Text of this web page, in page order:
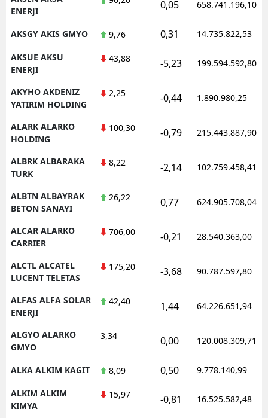
ENERJI
0,05 658.741.196,10
AKSGY AKIS GMYO 9,76 0,31 14.735.822,53
AKSUE AKSU
ENERJI
43,88 -5,23 199.594.592,80
AKYHO AKDENIZ
YATIRIM HOLDING
2,25 -0,44 1.890.980,25
ALARK ALARKO
HOLDING
100,30 -0,79 215.443.887,90
ALBRK ALBARAKA
TURK
8,22 -2,14 102.759.458,41
ALBTN ALBAYRAK
BETON SANAYI
26,22 0,77 624.905.708,04
ALCAR ALARKO
CARRIER
706,00 -0,21 28.540.363,00
ALCTL ALCATEL
LUCENT TELETAS
175,20 -3,68 90.787.597,80
ALFAS ALFA SOLAR
ENERJI
42,40 1,44 64.226.651,94
ALGYO ALARKO
GMYO
3,34 0,00 120.008.309,71
ALKA ALKIM KAGIT 8,09 0,50 9.778.140,99
ALKIM ALKIM
KIMYA
15,97 -0,81 16.525.582,48